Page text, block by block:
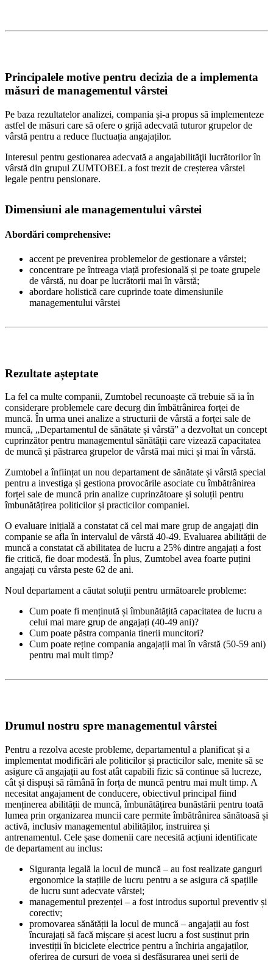
Principalele motive pentru decizia de a implementa
măsuri de managementul vârstei
Pe baza rezultatelor analizei, compania și-a propus să implementeze
astfel de măsuri care să ofere o grijă adecvată tuturor grupelor de
vârstă pentru a reduce fluctuația angajaților.
Interesul pentru gestionarea adecvată a angajabilităţii lucrătorilor în
vârstă din grupul ZUMTOBEL a fost trezit de creșterea vârstei
legale pentru pensionare.
Dimensiuni ale managementului vârstei
Abordări comprehensive:
accent pe prevenirea problemelor de gestionare a vârstei;
concentrare pe întreaga viață profesională și pe toate grupele
de vârstă, nu doar pe lucrătorii mai în vârstă;
abordare holistică care cuprinde toate dimensiunile
managementului vârstei
Rezultate așteptate
La fel ca multe companii, Zumtobel recunoaște că trebuie să ia în
considerare problemele care decurg din îmbătrânirea forței de
muncă. În urma unei analize a structurii de vârstă a forței sale de
muncă, „Departamentul de sănătate și vârstă” a dezvoltat un concept
cuprinzător pentru managementul sănătății care vizează capacitatea
de muncă și păstrarea grupelor de vârstă mai mici și mai în vârstă.
Zumtobel a înființat un nou departament de sănătate și vârstă special
pentru a investiga și gestiona provocările asociate cu îmbătrânirea
forței sale de muncă prin analize cuprinzătoare și soluții pentru
îmbunătățirea politicilor și practicilor companiei.
O evaluare inițială a constatat că cel mai mare grup de angajați din
companie se afla în intervalul de vârstă 40-49. Evaluarea abilității de
muncă a constatat că abilitatea de lucru a 25% dintre angajați a fost
fie critică, fie doar modestă. În plus, Zumtobel avea foarte puțini
angajați cu vârsta peste 62 de ani.
Noul departament a căutat soluții pentru următoarele probleme:
Cum poate fi menținută și îmbunătățită capacitatea de lucru a
celui mai mare grup de angajați (40-49 ani)?
Cum poate păstra compania tinerii muncitori?
Cum poate reține compania angajații mai în vârstă (50-59 ani)
pentru mai mult timp?
Drumul nostru spre managementul vârstei
Pentru a rezolva aceste probleme, departamentul a planificat și a
implementat modificări ale politicilor și practicilor sale, menite să se
asigure că angajații au fost atât capabili fizic să continue să lucreze,
cât și dispuși să rămână în forța de muncă pentru mai mult timp. A
necesitat angajament de conducere, obiectivul principal fiind
menținerea abilității de muncă, îmbunătățirea bunăstării pentru toată
lumea prin organizarea muncii care permite îmbătrânirea sănătoasă și
activă, inclusiv managementul abilităților, instruirea și
antrenamentul. Cele șase domenii care necesită acțiuni identificate
de departament au inclus:
Siguranța legală la locul de muncă – au fost realizate ganguri
ergonomice la stațiile de lucru pentru a se asigura că spațiile
de lucru sunt adecvate vârstei;
managementul prezenței – a fost introdus suportul preventiv și
corectiv;
promovarea sănătății la locul de muncă – angajații au fost
încurajați să facă mișcare și acest lucru a fost susținut prin
investiții în biciclete electrice pentru a închiria angajaților,
oferirea de cursuri de yoga și desfășurarea unei serii de